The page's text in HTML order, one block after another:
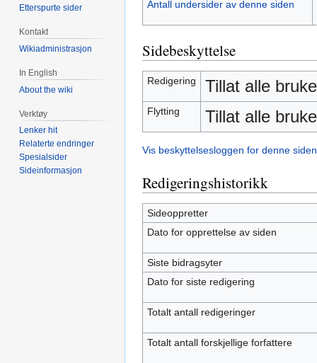
Antall undersider av denne siden
Sidebeskyttelse
Redigering Tillat alle
Flytting Tillat alle
Vis beskyttelsesloggen for denne
Redigeringshistorikk
Sideoppretter
Dato for opprettelse av siden
Siste bidragsyter
Dato for siste redigering
Totalt antall redigeringer
Totalt antall forskjellige forfattere
Etterspurte sider
Kontakt
Wikiadministrasjon
In English
About the wiki
Verktøy
Lenker hit
Relaterte endringer
Spesialsider
Sideinformasjon